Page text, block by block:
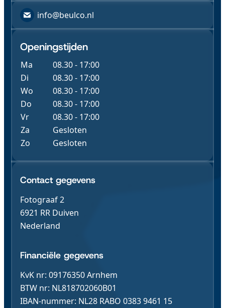
info@beulco.nl
Openingstijden
Ma
08.30 - 17:00
Di
08.30 - 17:00
Wo
08.30 - 17:00
Do
08.30 - 17:00
Vr
08.30 - 17:00
Za
Gesloten
Zo
Gesloten
Contact & Gegevens
Contact gegevens
Fotograaf 2
6921 RR Duiven
Nederland
Financiële gegevens
KvK nr: 09176350 Arnhem
BTW nr: NL818702060B01
IBAN-nummer: NL28 RABO 0383 9461 15